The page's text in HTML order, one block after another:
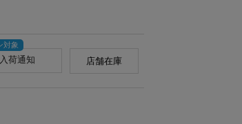
入荷通知 店舗在庫